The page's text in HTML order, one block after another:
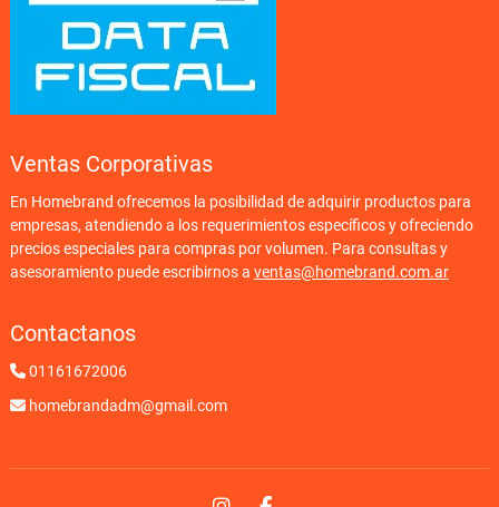
Ventas Corporativas
En Homebrand ofrecemos la posibilidad de adquirir productos para
empresas, atendiendo a los requerimientos específicos y ofreciendo
precios especiales para compras por volumen. Para consultas y
asesoramiento puede escribirnos a ventas@homebrand.com.ar
Contactanos
01161672006
homebrandadm@gmail.com